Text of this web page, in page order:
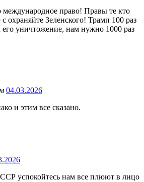
международное право! Правы те кто
охраняйте Зеленского! Трамп 100 раз
уничтожение, нам нужно 1000 раз
04.03.2026
и этим все сказано.
успокойтесь нам все плюют в лицо